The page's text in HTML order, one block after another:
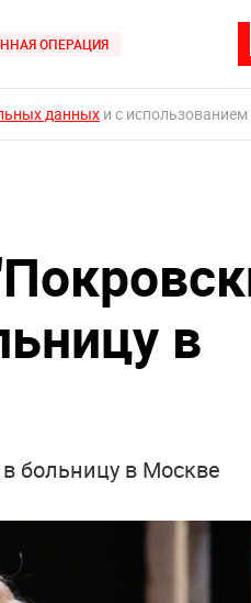
ОПЕРАЦИЯ
данных и с
в
больницу в Москве